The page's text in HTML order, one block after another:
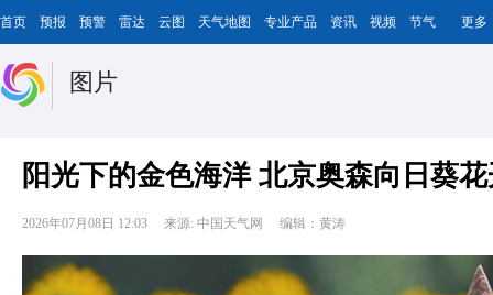
首页 预报 预警 雷达 云图 天气地图 专业产品 资讯 视频 节气 更多
图片
阳光下的金色海洋 北京奥森向日葵
2026年07月08日 12:03 来源: 中国天气网 编辑：黄涛